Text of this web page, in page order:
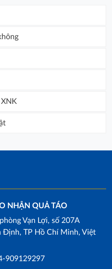
NHẬN QUẢ TÁO
Vạn Lợi, số 207A
Định, TP Hồ Chí Minh, Việt
909129297